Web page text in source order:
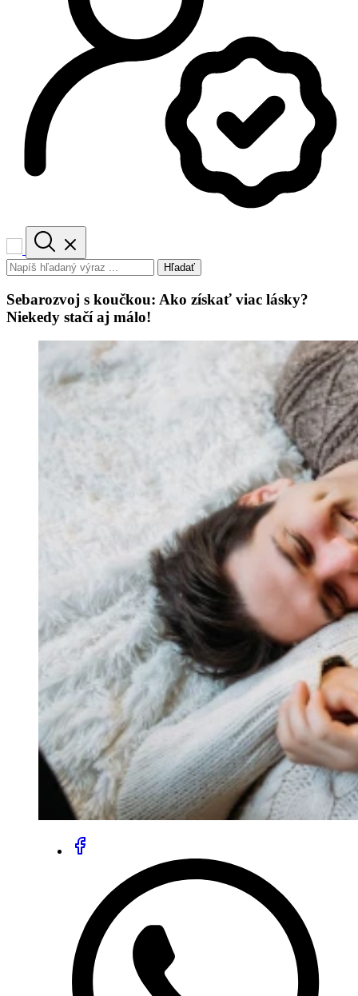
Hľadať
Sebarozvoj s koučkou: Ako získať viac lásky?
Niekedy stačí aj málo!